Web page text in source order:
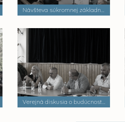
Návšteva súkromnej základnej umeleckej školy Zádielska
Verejná diskusia o budúcnosti mestských častí